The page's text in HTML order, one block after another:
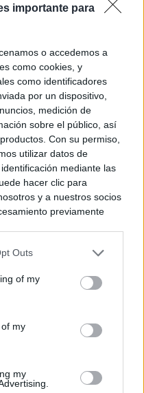
importante para
o accedemos a
como cookies, y
como identificadores
por un dispositivo,
medición de
sobre el público, así
Con su permiso,
utilizar datos de
mediante las
hacer clic para
y a nuestros socios
previamente
cuenta que algún
el derecho de
se aplicarán
en este sitio web o
Outs
of my
my
my